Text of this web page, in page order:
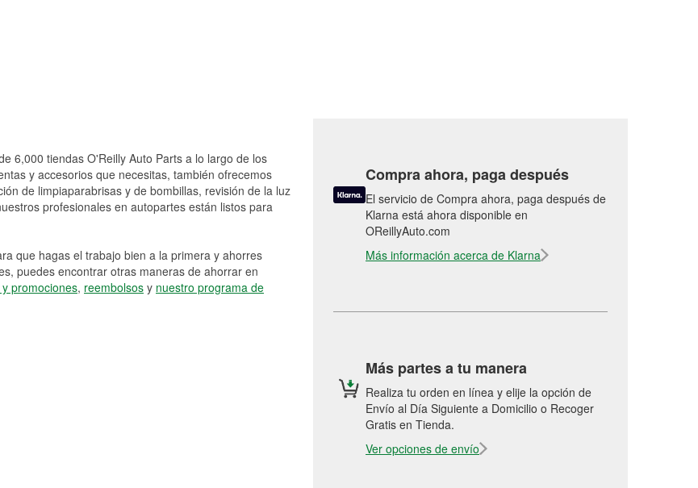
6,000 tiendas O'Reilly Auto Parts a lo largo de los
y accesorios que necesitas, también ofrecemos
de limpiaparabrisas y de bombillas, revisión de la luz
profesionales en autopartes están listos para
que hagas el trabajo bien a la primera y ahorres
puedes encontrar otras maneras de ahorrar en
promociones, reembolsos y nuestro programa de
Compra ahora, paga después
El servicio de Compra ahora, paga después de
Klarna está ahora disponible en
OReillyAuto.com
Más información acerca de Klarna
Más partes a tu manera
Realiza tu orden en línea y elije la opción de
Envío al Día Siguiente a Domicilio o Recoger
Gratis en Tienda.
Ver opciones de envío